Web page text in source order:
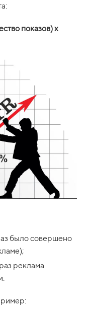
показов) x
было совершено
реклама